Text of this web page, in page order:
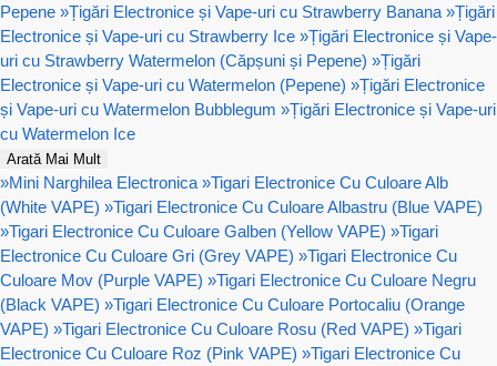
Pepene »Țigări Electronice și Vape-uri cu Strawberry Banana »Țigări
Electronice și Vape-uri cu Strawberry Ice »Țigări Electronice și Vape-
uri cu Strawberry Watermelon (Căpșuni și Pepene) »Țigări
Electronice și Vape-uri cu Watermelon (Pepene) »Țigări Electronice
și Vape-uri cu Watermelon Bubblegum »Țigări Electronice și Vape-uri
cu Watermelon Ice
Arată Mai Mult
»Mini Narghilea Electronica »Tigari Electronice Cu Culoare Alb
(White VAPE) »Tigari Electronice Cu Culoare Albastru (Blue VAPE)
»Tigari Electronice Cu Culoare Galben (Yellow VAPE) »Tigari
Electronice Cu Culoare Gri (Grey VAPE) »Tigari Electronice Cu
Culoare Mov (Purple VAPE) »Tigari Electronice Cu Culoare Negru
(Black VAPE) »Tigari Electronice Cu Culoare Portocaliu (Orange
VAPE) »Tigari Electronice Cu Culoare Rosu (Red VAPE) »Tigari
Electronice Cu Culoare Roz (Pink VAPE) »Tigari Electronice Cu